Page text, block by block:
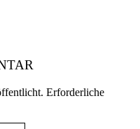
Erforderliche